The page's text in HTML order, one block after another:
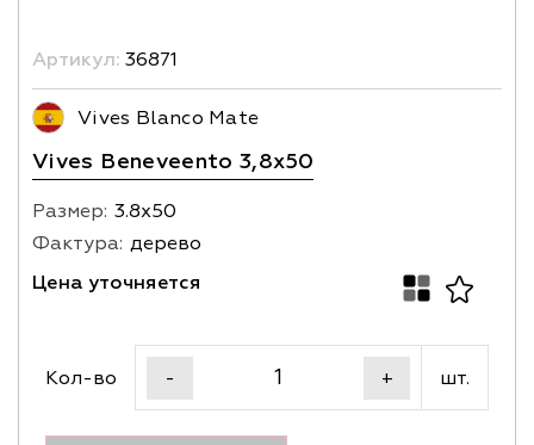
Артикул: 36871
Vives Blanco Mate
Vives Beneveento 3,8x50
Размер: 3.8х50
Фактура: дерево
Цена уточняется
Кол-во - + шт.